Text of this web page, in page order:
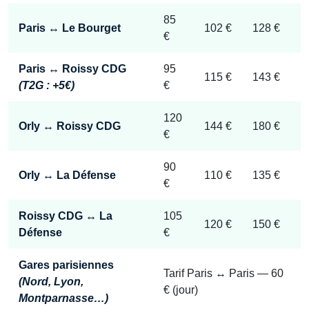
Paris ↔ Le Bourget
85
€
102 € 128 €
Paris ↔ Roissy CDG
(T2G : +5€)
95
€
115 € 143 €
Orly ↔ Roissy CDG
120
€
144 € 180 €
Orly ↔ La Défense
90
€
110 € 135 €
Roissy CDG ↔ La
Défense
105
€
120 € 150 €
Gares parisiennes
(Nord, Lyon,
Montparnasse…)
Tarif Paris ↔ Paris — 60
€ (jour)